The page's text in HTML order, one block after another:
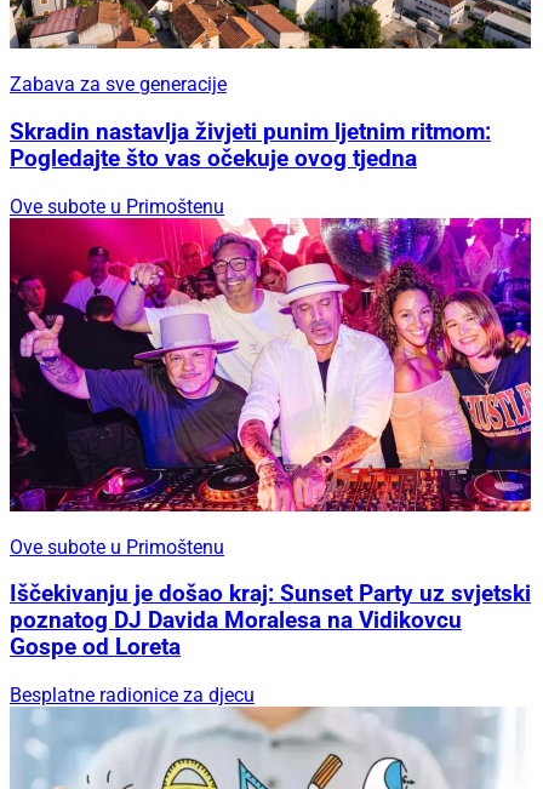
Zabava za sve generacije
Skradin nastavlja živjeti punim ljetnim ritmom:
Pogledajte što vas očekuje ovog tjedna
Ove subote u Primoštenu
Ove subote u Primoštenu
Iščekivanju je došao kraj: Sunset Party uz svjetski
poznatog DJ Davida Moralesa na Vidikovcu
Gospe od Loreta
Besplatne radionice za djecu